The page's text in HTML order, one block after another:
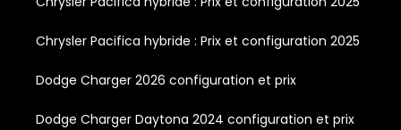
Chrysler Pacifica hybride : Prix et configuration 2025
Dodge Charger 2026 configuration et prix
Dodge Charger Daytona 2024 configuration et prix